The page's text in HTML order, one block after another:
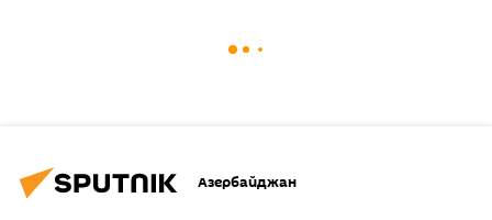
Азербайджан